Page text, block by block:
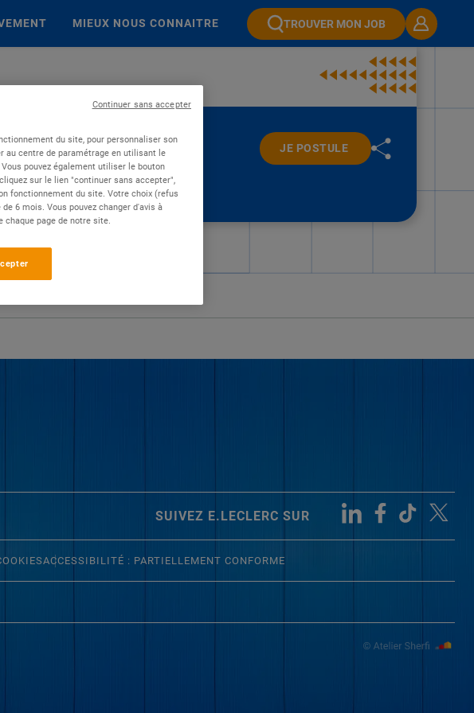
MIEUX NOUS CONNAITRE TROUVER MON JOB
JE POSTULE
SUIVEZ E.LECLERC SUR
ACCESSIBILITÉ : PARTIELLEMENT CONFORME
du site, pour personnaliser son
au centre de paramétrage en utilisant le
pouvez également utiliser le bouton
sur le lien "continuer sans accepter",
fonctionnement du site. Votre choix (refus
6 mois. Vous pouvez changer d'avis à
page de notre site.
Continuer sans accepter